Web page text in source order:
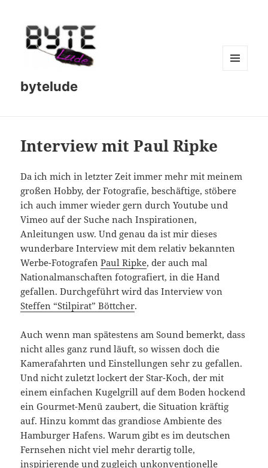
bytelude
Interview mit Paul Ripke
Da ich mich in letzter Zeit immer mehr mit meinem
großen Hobby, der Fotografie, beschäftige, stöbere
ich auch immer wieder gern durch Youtube und
Vimeo auf der Suche nach Inspirationen,
Anleitungen usw. Und genau da ist mir dieses
wunderbare Interview mit dem relativ bekannten
Werbe-FotografenPaul Ripke, der auch mal
Nationalmanschaften fotografiert, in die Hand
gefallen. Durchgeführt wird das Interview von
Steffen “Stilpirat” Böttcher.
Auch wenn man spätestens am Sound bemerkt, dass
nicht alles ganz rund läuft, so wissen doch die
Kamerafahrten und Einstellungen sehr zu gefallen.
Und nicht zuletzt lockert der Star-Koch, der mit
einem einfachen Kugelgrill auf dem Boden hockend
ein Gourmet-Menü zaubert, die Situation kräftig
auf. Hinzu kommt das grandiose Ambiente des
Hamburger Hafens. Warum gibt es im deutschen
Fernsehen nicht viel mehr derartig tolle,
inspirierende und zugleich unkonventionelle